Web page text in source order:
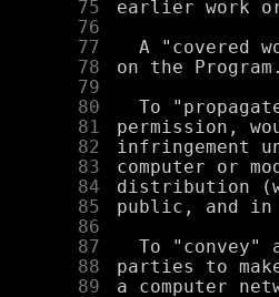
     75
     76
     77
     78
     79
     80
     81
     82
     83
     84
     85
     86
     87
     88
     89